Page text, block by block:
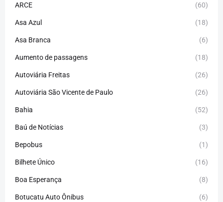
ARCE (60)
Asa Azul (18)
Asa Branca (6)
Aumento de passagens (18)
Autoviária Freitas (26)
Autoviária São Vicente de Paulo (26)
Bahia (52)
Baú de Notícias (3)
Bepobus (1)
Bilhete Único (16)
Boa Esperança (8)
Botucatu Auto Ônibus (6)